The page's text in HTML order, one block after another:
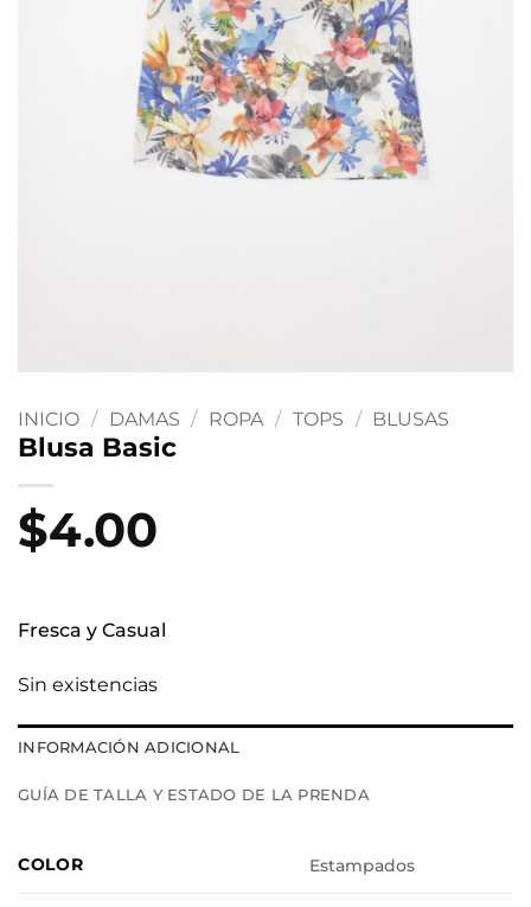
INICIO / DAMAS / ROPA / TOPS / BLUSAS
Blusa Basic
$4.00
Fresca y Casual
Sin existencias
INFORMACIÓN ADICIONAL
GUÍA DE TALLA Y ESTADO DE LA PRENDA
COLOR Estampados